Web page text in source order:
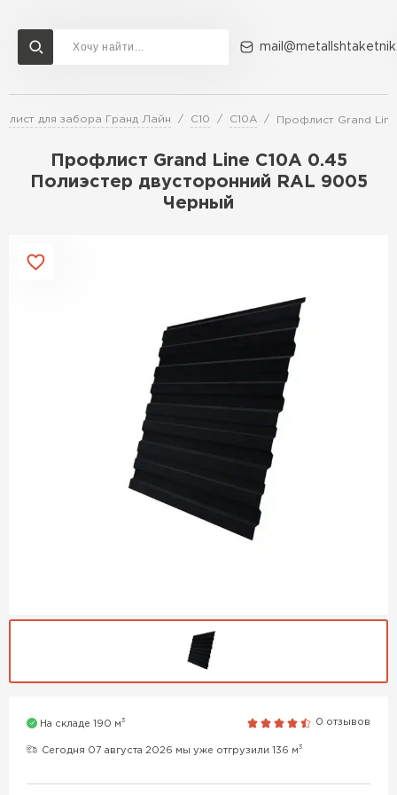
для забора Гранд Лайн С10 C10A Профлист Grand
Профлист Grand Line C10A 0.45
Полиэстер двусторонний RAL 9005
Черный
На складе 190 м3 0 отзывов
Сегодня 07 августа 2026 мы уже отгрузили 136 м3
Доставка и оплата Акции О компании Контакты
Перейти в каталог